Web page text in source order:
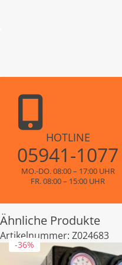
HOTLINE
05941-1077
MO.-DO. 08:00 – 17:00 UHR
FR. 08:00 – 15:00 UHR
Ähnliche Produkte
Artikelnummer: Z024683
-36%